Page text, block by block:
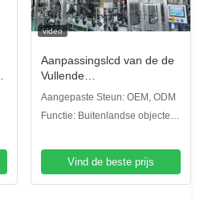
video
Aanpassingslcd van de de
Vullende
MachineDadelpalm van de
het Schermkorrel de Lijn
van de de Doosverpakking
Aangepaste Steun: OEM, ODM
Functie: Buitenlandse objecten
Vind de beste prijs